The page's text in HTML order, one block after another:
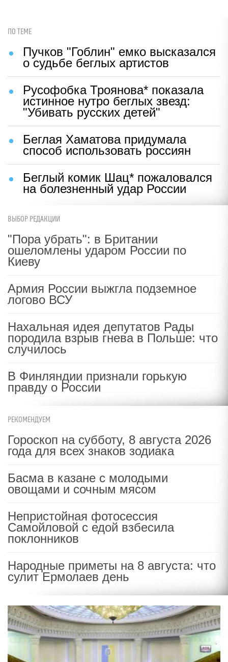
ПО ТЕМЕ
Пучков "Гоблин" емко высказался
о судьбе беглых артистов
Русофобка Троянова* показала
истинное нутро беглых звезд:
"Убивать русских детей"
Беглая Хаматова придумала
способ использовать россиян
Беглый комик Шац* пожаловался
на болезненный удар России
ВЫБОР РЕДАКЦИИ
"Пора убрать": в Британии
ошеломлены ударом России по
Киеву
Армия России выжгла подземное
логово ВСУ
Нахальная идея депутатов Рады
породила взрыв гнева в Польше: что
случилось
В Финляндии признали горькую
правду о России
РЕКОМЕНДУЕМ
Гороскоп на субботу, 8 августа 2026
года для всех знаков зодиака
Басма в казане с молодыми
овощами и сочным мясом
Непристойная фотосессия
Самойловой с едой взбесила
поклонников
Народные приметы на 8 августа: что
сулит Ермолаев день